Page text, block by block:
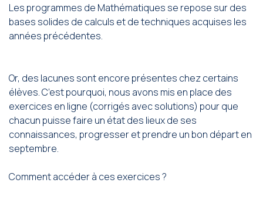
Les programmes de Mathématiques se repose sur des
bases solides de calculs et de techniques acquises les
années précédentes.
Or, des lacunes sont encore présentes chez certains
élèves. C’est pourquoi, nous avons mis en place des
exercices en ligne (corrigés avec solutions) pour que
chacun puisse faire un état des lieux de ses
connaissances, progresser et prendre un bon départ en
septembre.
Comment accéder à ces exercices ?